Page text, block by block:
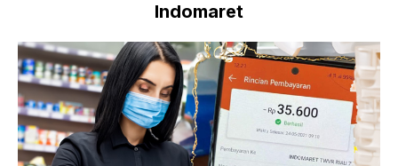
Indomaret